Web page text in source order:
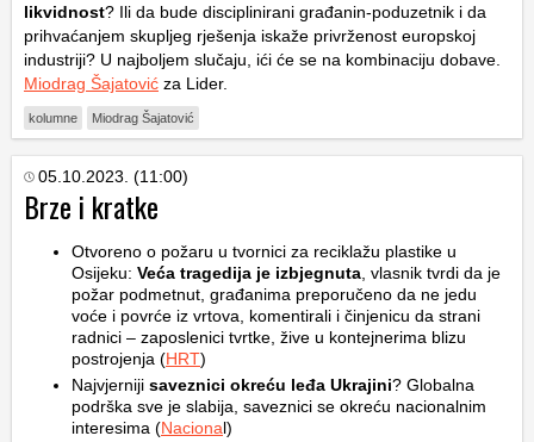
likvidnost? Ili da bude disciplinirani građanin-poduzetnik i da
prihvaćanjem skupljeg rješenja iskaže privrženost europskoj
industriji? U najboljem slučaju, ići će se na kombinaciju dobave.
Miodrag Šajatović za Lider.
kolumne Miodrag Šajatović
05.10.2023. (11:00)
Brze i kratke
Otvoreno o požaru u tvornici za reciklažu plastike u
Osijeku: Veća tragedija je izbjegnuta , vlasnik tvrdi da je
požar podmetnut, građanima preporučeno da ne jedu
voće i povrće iz vrtova, komentirali i činjenicu da strani
radnici – zaposlenici tvrtke, žive u kontejnerima blizu
postrojenja (HRT)
Najvjerniji saveznici okreću leđa Ukrajini? Globalna
podrška sve je slabija, saveznici se okreću nacionalnim
interesima (Nacional)